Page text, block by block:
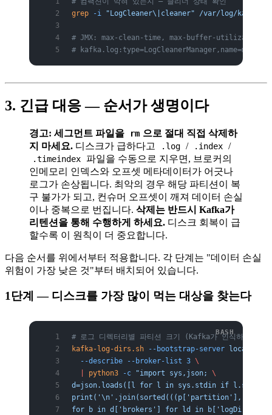
grep -i "LogCleaner\|cleaner" /var/log/kafka/
# JMX: max-clean-time, max-buffer-utilization,
# kafka.log:type=LogCleanerManager,name=max-
3. 긴급 대응 — 순서가 생명이다
경고: 세그먼트 파일을 rm 으로 절대 직접 삭제하
지 마세요. 디스크가 급하다고 .log / .index /
.timeindex
파일을 수동으로 지우면, 브로커의
인메모리 인덱스와 오프셋 메타데이터가 어긋나
로그가 손상됩니다. 최악의 경우 해당 파티션이 복
구 불가가 되고, 컨슈머 오프셋이 깨져 데이터 손실
이나 중복으로 번집니다. 삭제는 반드시 Kafka가
리텐션을 통해 수행하게 하세요. 디스크 회복이 급
할수록 이 원칙이 더 중요합니다.
다음 순서를 위에서부터 적용합니다. 각 단계는 "데이터 손실
위험이 가장 낮은 것"부터 배치되어 있습니다.
1단계 — 디스크를 가장 많이 먹는 대상을 찾는다
# 로그 디렉터리별 파티션 크기 (Kafka가 인식하는 값)
kafka-log-dirs.sh --bootstrap-server
  --describe
--broker-list 3 \
python3 -c "import sys,json; \
d=json.loads([l for l in sys.stdin if
print('\n'.join(sorted(((p['partition'],
for b in d['brokers'] for ld in b['logDirs']